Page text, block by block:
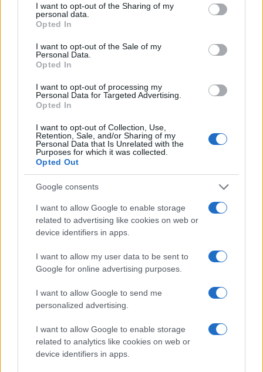
not limited to your visit or usage behaviour. You may click to
grant or deny consent to Google and its third-party tags to
use your data for below specified purposes in below Google
consent section.
I want to opt-out of the Sharing of my
personal data.
Opted In
I want to opt-out of the Sale of my
Personal Data.
Opted In
I want to opt-out of processing my
Personal Data for Targeted Advertising.
Opted In
I want to opt-out of Collection, Use,
Retention, Sale, and/or Sharing of my
Personal Data that Is Unrelated with the
Purposes for which it was collected.
Opted Out
Google consents
I want to allow Google to enable storage
related to advertising like cookies on web or
device identifiers in apps.
I want to allow my user data to be sent to
Google for online advertising purposes.
I want to allow Google to send me
personalized advertising.
I want to allow Google to enable storage
related to analytics like cookies on web or
device identifiers in apps.
Legjobb együttes
Big 'n' Rich
Brooks 'n' Dunn
Legjobb album
Tim McGraw - Let It Go
Rascal Flatts - Me And My Gang
Carrie Underwood - Some Hearts
Soul/Rhythm 'n' Blues:
Legjobb férfi előadó
Legjobb női előadó
Beyoncé